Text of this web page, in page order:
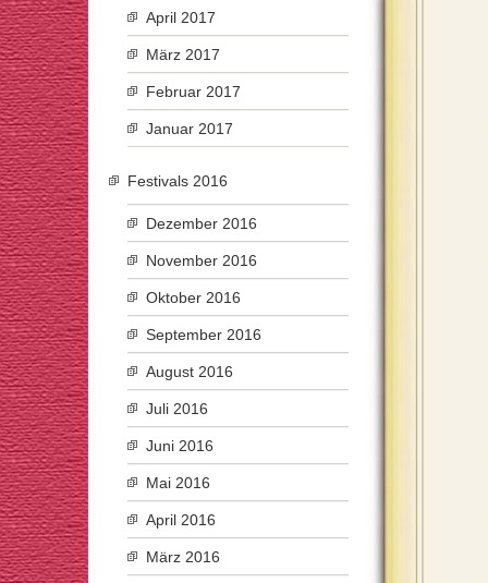
April 2017
März 2017
Februar 2017
Januar 2017
Festivals 2016
Dezember 2016
November 2016
Oktober 2016
September 2016
August 2016
Juli 2016
Juni 2016
Mai 2016
April 2016
März 2016